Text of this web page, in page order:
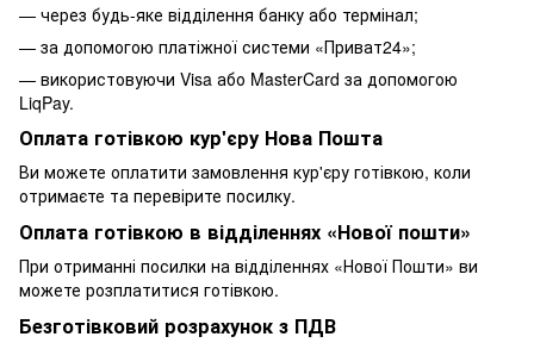
— через будь-яке відділення банку або термінал;
— за допомогою платіжної системи «Приват24»;
— використовуючи Visa або MasterCard за допомогою
LiqPay.
Оплата готівкою кур'єру Нова Пошта
Ви можете оплатити замовлення кур'єру готівкою, коли
отримаєте та перевірите посилку.
Оплата готівкою в відділеннях «Нової пошти»
При отриманні посилки на відділеннях «Нової Пошти» ви
можете розплатитися готівкою.
Безготівковий розрахунок з ПДВ